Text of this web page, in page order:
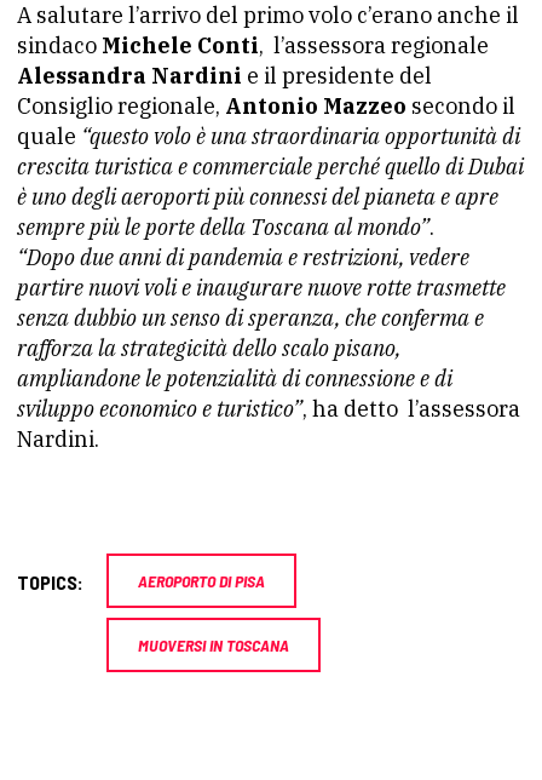
A salutare l’arrivo del primo volo c’erano anche il
sindaco Michele Conti, l’assessora regionale
Alessandra Nardini e il presidente del
Consiglio regionale, Antonio Mazzeo secondo il
quale “questo volo è una straordinaria opportunità di
crescita turistica e commerciale perché quello di Dubai
è uno degli aeroporti più connessi del pianeta e apre
sempre più le porte della Toscana al mondo”.
“Dopo due anni di pandemia e restrizioni, vedere
partire nuovi voli e inaugurare nuove rotte trasmette
senza dubbio un senso di speranza, che conferma e
rafforza la strategicità dello scalo pisano,
ampliandone le potenzialità di connessione e di
sviluppo economico e turistico”, ha detto l’assessora
Nardini.
TOPICS: AEROPORTO DI PISA
MUOVERSI IN TOSCANA